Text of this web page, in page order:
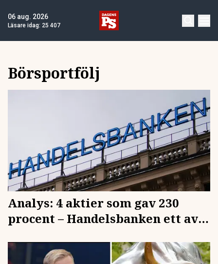
06 aug. 2026
Läsare idag: 25 407
Börsportfölj
Analys: 4 aktier som gav 230
procent – Handelsbanken ett av